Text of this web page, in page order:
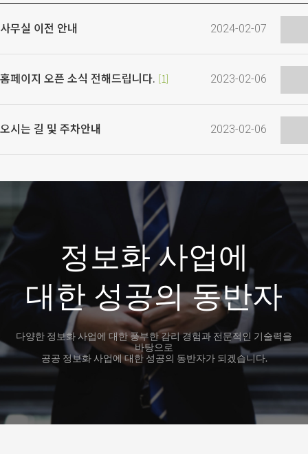
사무실 이전 안내 2024-02-07
홈페이지 오픈 소식 전해드립니다. 1 2023-02-06
오시는 길 및 주차안내 2023-02-06
정보화 사업에
대한성공의 동반자
다양한 정보화 사업에 대한 풍부한 감리 경험과 전문적인 기술력을
바탕으로
공공 정보화 사업에 대한 성공의 동반자가 되겠습니다.